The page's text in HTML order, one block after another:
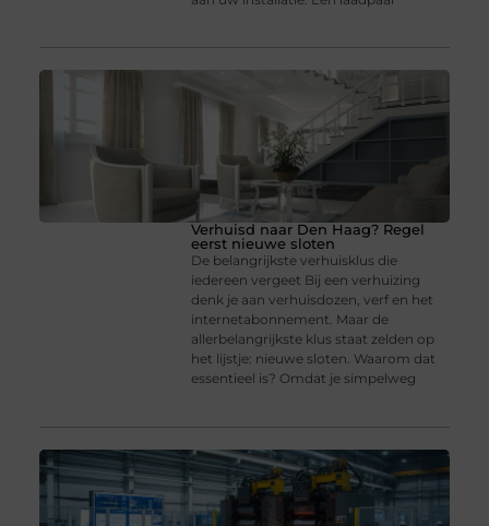
Verhuisd naar Den Haag? Regel
eerst nieuwe sloten
De belangrijkste verhuisklus die
iedereen vergeet Bij een verhuizing
denk je aan verhuisdozen, verf en het
internetabonnement. Maar de
allerbelangrijkste klus staat zelden op
het lijstje: nieuwe sloten. Waarom dat
essentieel is? Omdat je simpelweg